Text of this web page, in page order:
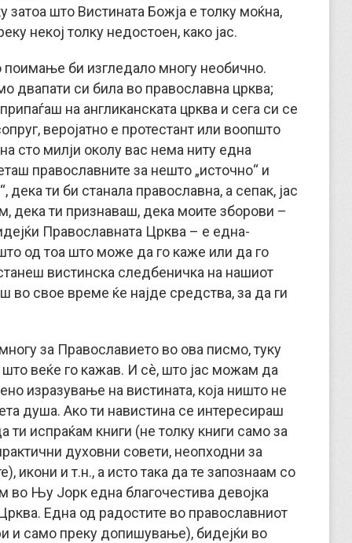
затоа што Вистината Божја е толку моќна,
некој толку недостоен, како јас.
поимање би изгледало многу необично.
двапати си била во православна црква;
на англиканската црква и сега си се
веројатно е протестант или воопшто
сто милји околу вас нема ниту една
православните за нешто „источно“ и
дека ти би станала православна, а сепак, јас
дека ти признаваш, дека моите зборови –
Православната Црква – е една-
од тоа што може да го каже или да го
вистинска следбеничка на нашиот
во свое време ќе најде средства, за да ги
за Православието во ова писмо, туку
веќе го кажав. И сè, што јас можам да
изразување на вистината, која ништо не
душа. Ако ти навистина се интересираш
испраќам книги (не толку книги само за
духовни совети, неопходни за
икони и т.н., а исто така да те запознаам со
во Њу Јорк една благочестива девојка
Една од радостите во православниот
и само преку допишување), бидејќи во